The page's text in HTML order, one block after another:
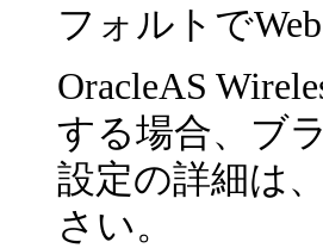
フォルトで
OracleAS
する場合、ブ
設定の詳細は
さい。